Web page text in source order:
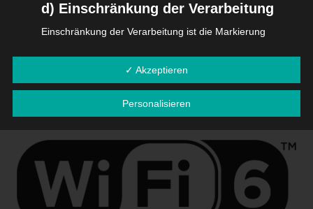
insbesondere bei WLAN-Netzwerken.
Kompatibilität
der Geräte
d) Einschränkung der Verarbeitung
Einschränkung der Verarbeitung ist die Markierung
e) Profiling
Profiling ist jede Art der automatisierten Verarbeitung
personenbezogenen Daten verwendet werden, um
bestimmte persönliche Aspekte, die sich auf eine
natürliche Person beziehen, zu bewerten, insbesondere,
um Aspekte bezüglich Arbeitsleistung, wirtschaftlicher
Lage, Gesundheit, persönlicher Vorlieben, Interessen,
✓ Akzeptieren
Personalisieren